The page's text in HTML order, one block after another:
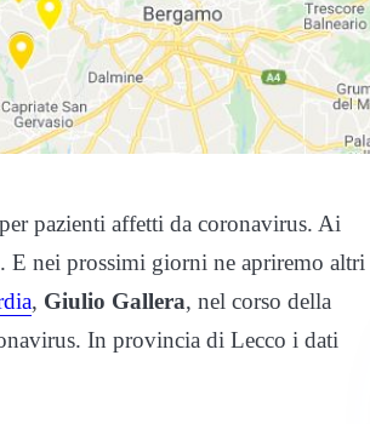
pazienti affetti da coronavirus. Ai
E nei prossimi giorni ne apriremo altri
, Giulio Gallera, nel corso della
In provincia di Lecco i dati